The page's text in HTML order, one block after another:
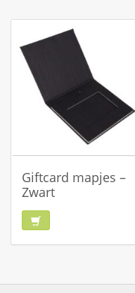
Giftcard mapjes –
Zwart